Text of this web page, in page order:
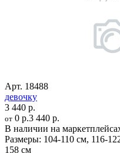
Арт. 18488
девочку
3 440 р.
от 0 р.3 440 р.
В наличии на
Размеры: 104-110 см, 116-
158 см